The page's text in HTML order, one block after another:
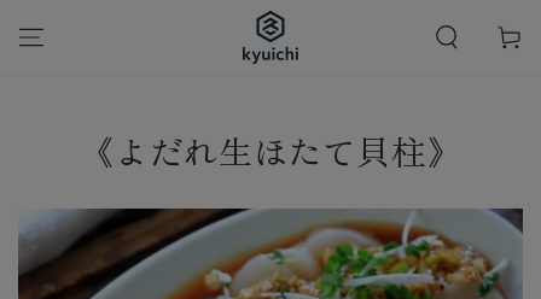
プする
ー
《よだれ生ほたて貝柱》